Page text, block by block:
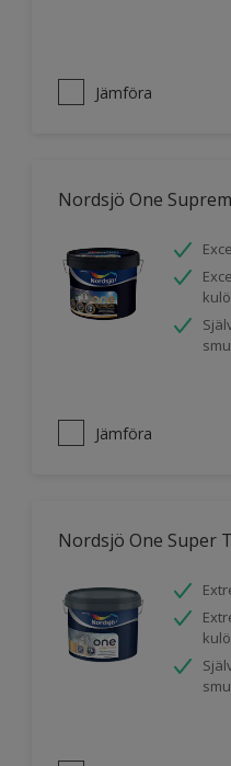
Jämföra
Nordsjö One
Jämföra
Nordsjö One Super